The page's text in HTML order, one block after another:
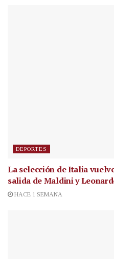
DEPORTES
La selección de Italia
salida de Maldini y
HACE 1 SEMANA